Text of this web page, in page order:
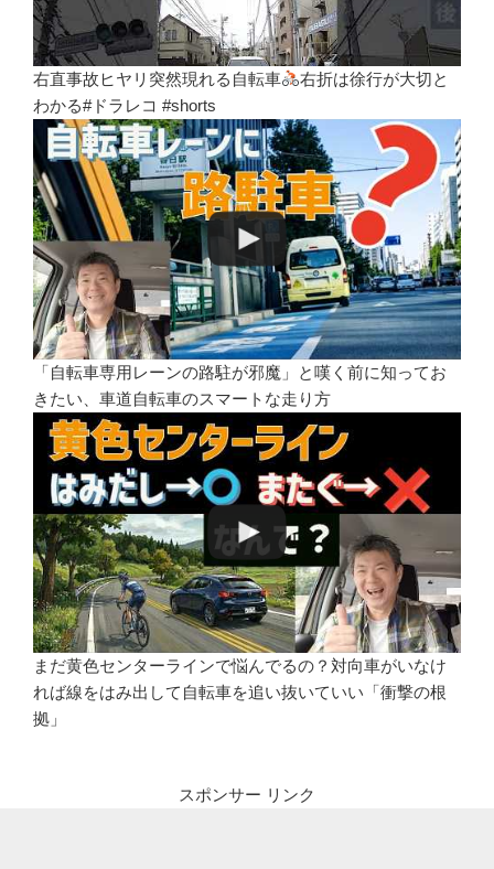
右直事故ヒヤリ突然現れる自転車
右折は徐行が大切と
わかる#ドラレコ #shorts
「自転車専用レーンの路駐が邪魔」と嘆く前に知ってお
きたい、車道自転車のスマートな走り方
まだ黄色センターラインで悩んでるの？対向車がいなけ
れば線をはみ出して自転車を追い抜いていい「衝撃の根
拠」
スポンサー リンク